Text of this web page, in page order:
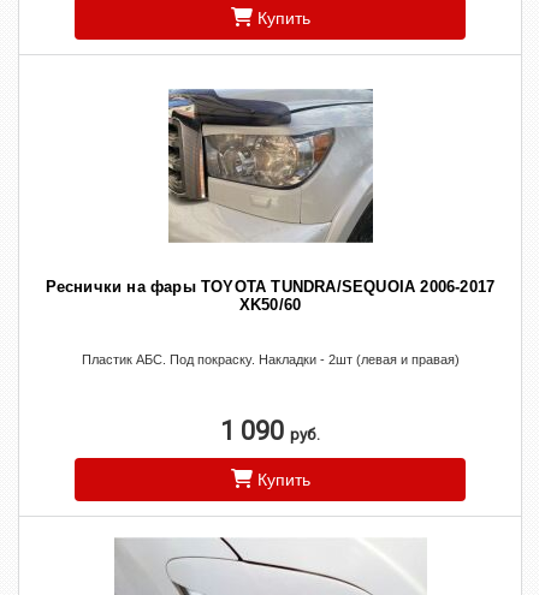
Купить
Реснички на фары TOYOTA TUNDRA/SEQUOIA 2006-2017
XK50/60
Пластик АБС. Под покраску. Накладки - 2шт (левая и правая)
1 090 руб.
Купить